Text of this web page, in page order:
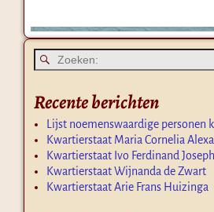
Recente berichten
Lijst noemenswaardige personen
Kwartierstaat Maria Cornelia
Kwartierstaat Ivo Ferdinand
Kwartierstaat Wijnanda de Zwart
Kwartierstaat Arie Frans Huizinga